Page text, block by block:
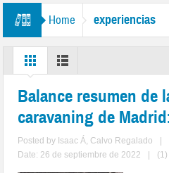
Home experiencias
Balance resumen de
caravaning de
Posted by Isaac Á, Calvo Regalado
Date: 26 de septiembre de 2022